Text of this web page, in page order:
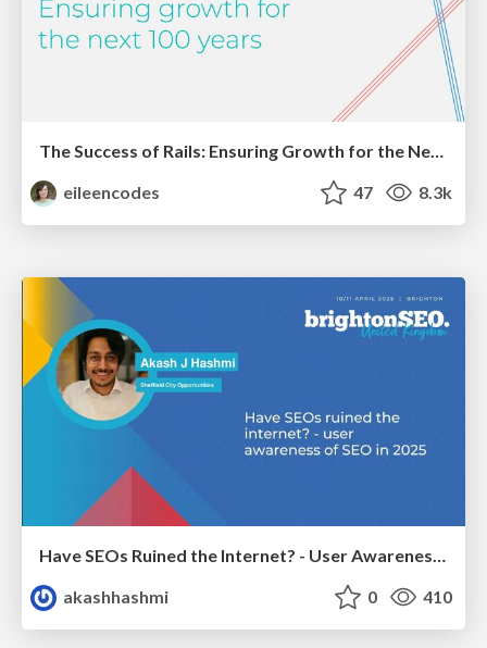
The Success of Rails: Ensuring Growth for the Next 100 Years
eileencodes
47 8.3k
Have SEOs Ruined the Internet? - User Awareness of SEO in 2025
akashhashmi
0 410